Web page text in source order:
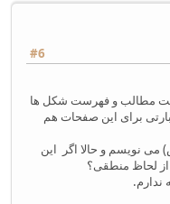
#6
مطالب و فهرست شکل ها
برای این صفحات هم
می نویسم و حالا اگر این
از لحاظ منطقی؟
ندارم.